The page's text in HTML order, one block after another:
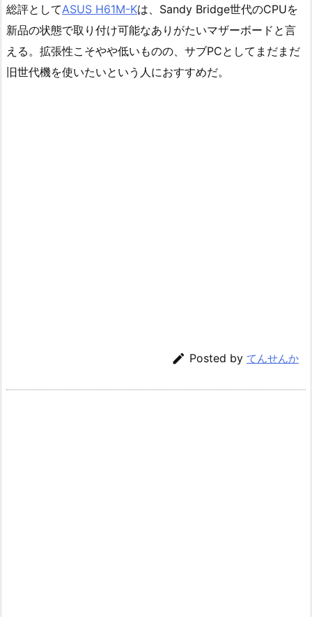
総評としてASUS H61M-Kは、Sandy Bridge世代のCPUを
新品の状態で取り付け可能なありがたいマザーボードと言
える。拡張性こそやや低いものの、サブPCとしてまだまだ
旧世代機を使いたいという人におすすめだ。
 Posted by てんせんか